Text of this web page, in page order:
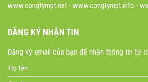
www.congtympt.net - www.congtympt.info -
ĐĂNG KÝ NHẬN TIN
Đăng ký email của bạn để nhận thông tin từ